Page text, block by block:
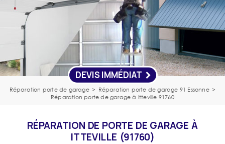
DEVIS IMMÉDIAT
Réparation porte de garage > Réparation porte de garage 91 Essonne >
Réparation porte de garage à Itteville 91760
RÉPARATION DE PORTE DE GARAGE À
ITTEVILLE (91760)